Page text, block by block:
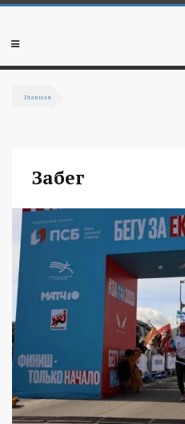
Перейти к основному содержанию
Мобильное
Главная
Забег